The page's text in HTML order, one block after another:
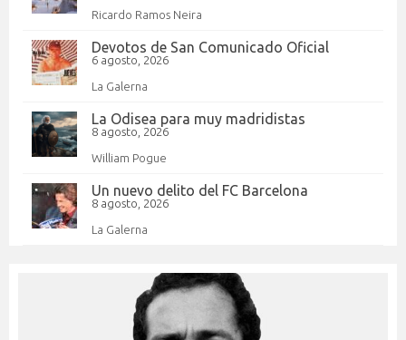
Ricardo Ramos Neira
Devotos de San Comunicado Oficial
6 agosto, 2026
La Galerna
La Odisea para muy madridistas
8 agosto, 2026
William Pogue
Un nuevo delito del FC Barcelona
8 agosto, 2026
La Galerna